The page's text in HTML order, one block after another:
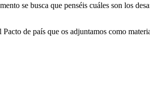
se busca que penséis cuáles son los
de país que os adjuntamos como